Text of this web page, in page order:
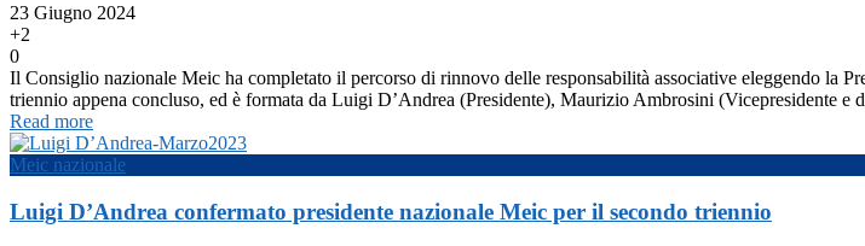
23 Giugno 2024
+2
0
Il Consiglio nazionale Meic ha completato il percorso di rinnovo delle responsabilità associative eleggendo la
triennio appena concluso, ed è formata da Luigi D’Andrea (Presidente), Maurizio Ambrosini (Vicepresidente
Read more
Meic nazionale
Luigi D’Andrea confermato presidente nazionale Meic per il secondo triennio